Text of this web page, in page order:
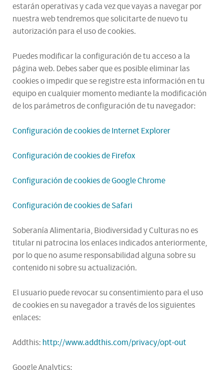
estarán operativas y cada vez que vayas a navegar por
nuestra web tendremos que solicitarte de nuevo tu
autorización para el uso de cookies.
Puedes modificar la configuración de tu acceso a la
página web. Debes saber que es posible eliminar las
cookies o impedir que se registre esta información en tu
equipo en cualquier momento mediante la modificación
de los parámetros de configuración de tu navegador:
Configuración de cookies de Internet Explorer
Configuración de cookies de Firefox
Configuración de cookies de Google Chrome
Configuración de cookies de Safari
Soberanía Alimentaria, Biodiversidad y Culturas no es
titular ni patrocina los enlaces indicados anteriormente,
por lo que no asume responsabilidad alguna sobre su
contenido ni sobre su actualización.
El usuario puede revocar su consentimiento para el uso
de cookies en su navegador a través de los siguientes
enlaces:
Addthis: http://www.addthis.com/privacy/opt-out
Google Analytics: